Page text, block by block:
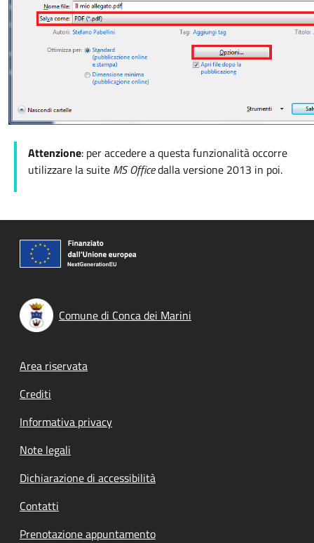
Attenzione: per accedere a questa funzionalità occorre
utilizzare la suite MS Officedalla versione 2013 in poi.
Comune di Conca dei Marini
Footer menu
Area riservata
Crediti
Informativa privacy
Note legali
Dichiarazione di accessibilità
Contatti
Prenotazione appuntamento